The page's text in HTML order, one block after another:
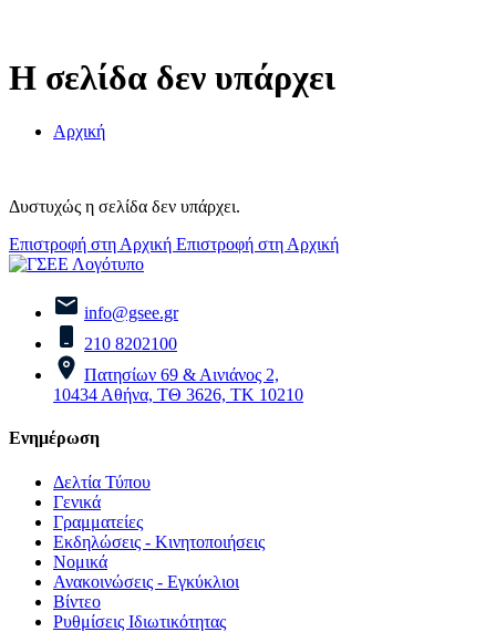
Η σελίδα δεν υπάρχει
Αρχική
Δυστυχώς η σελίδα δεν υπάρχει.
Επιστροφή στη Αρχική Επιστροφή στη Αρχική
info@gsee.gr
210 8202100
Πατησίων 69 & Αινιάνος 2,
10434 Αθήνα, ΤΘ 3626, ΤΚ 10210
Ενημέρωση
Δελτία Τύπου
Γενικά
Γραμματείες
Εκδηλώσεις - Κινητοποιήσεις
Νομικά
Ανακοινώσεις - Εγκύκλιοι
Βίντεο
Ρυθμίσεις Ιδιωτικότητας